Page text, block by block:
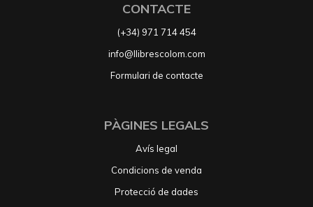
CONTACTE
(+34) 971 714 454
info@llibrescolom.com
Formulari de contacte
PÀGINES LEGALS
Avís legal
Condicions de venda
Protecció de dades